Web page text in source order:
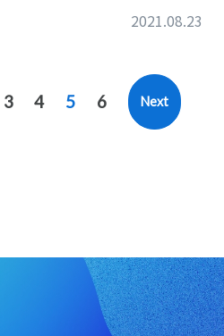
2021.08.23
3 4 5 6 Next